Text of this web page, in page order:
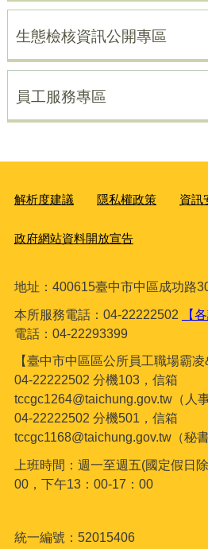
生態檢核資訊公開專區
員工服務專區
解析度建議 隱私權政策 資訊
政府網站資料開放宣告
地址：400615臺中市中區成功路
本所服務電話：04-22222502 【
電話：04-22293399
【臺中市中區區公所員工職場霸
04-22222502 分機103，信箱
tccgc1264@taichung.gov.tw（人
04-22222502 分機501，信箱
tccgc1168@taichung.gov.tw（秘
上班時間：週一至週五(國定假日
00，下午13：00-17：00
統一編號：52015406